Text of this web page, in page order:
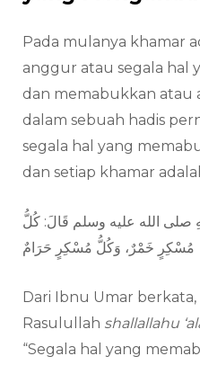
Pada mulanya khamar
anggur atau segala hal
dan memabukkan atau
dalam sebuah hadis
segala hal yang
dan setiap khamar
صلى الله عليه وسلم قَالَ: كُلُّ
مُسْكِرٍ خَمْرٌ، وَكُلُّ مُسْكِرٍ حَرَامٌ
Dari Ibnu Umar
Rasulullah shallallahu
“Segala hal yang